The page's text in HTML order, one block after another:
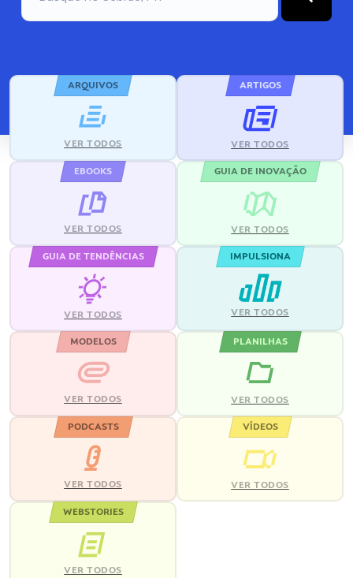
ARQUIVOS
VER TODOS
ARTIGOS
VER TODOS
EBOOKS
VER TODOS
GUIA DE INOVAÇÃO
VER TODOS
GUIA DE TENDÊNCIAS
VER TODOS
IMPULSIONA
VER TODOS
MODELOS
VER TODOS
PLANILHAS
VER TODOS
PODCASTS
VER TODOS
VÍDEOS
VER TODOS
WEBSTORIES
VER TODOS